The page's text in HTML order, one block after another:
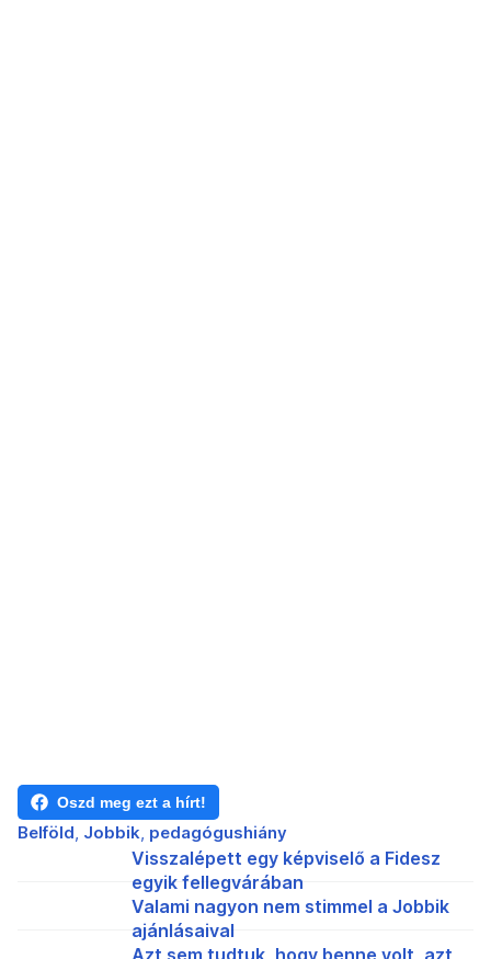
Oszd meg ezt a hírt!
Belföld Jobbik pedagógushiány
Visszalépett egy képviselő a Fidesz
egyik fellegvárában
Valami nagyon nem stimmel a Jobbik
ajánlásaival